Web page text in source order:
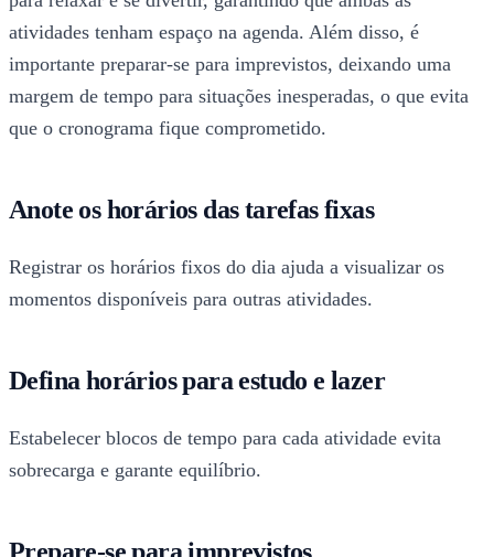
atividades tenham espaço na agenda. Além disso, é
importante preparar-se para imprevistos, deixando uma
margem de tempo para situações inesperadas, o que evita
que o cronograma fique comprometido.
Anote os horários das tarefas fixas
Registrar os horários fixos do dia ajuda a visualizar os
momentos disponíveis para outras atividades.
Defina horários para estudo e lazer
Estabelecer blocos de tempo para cada atividade evita
sobrecarga e garante equilíbrio.